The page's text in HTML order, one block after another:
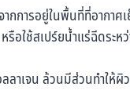
กการอยู่ในพื้นที่ที่อากา
อใช้สเปร์ยน้ำแร่ฉีดระ
าเจน ล้วนมีส่วนทำใ